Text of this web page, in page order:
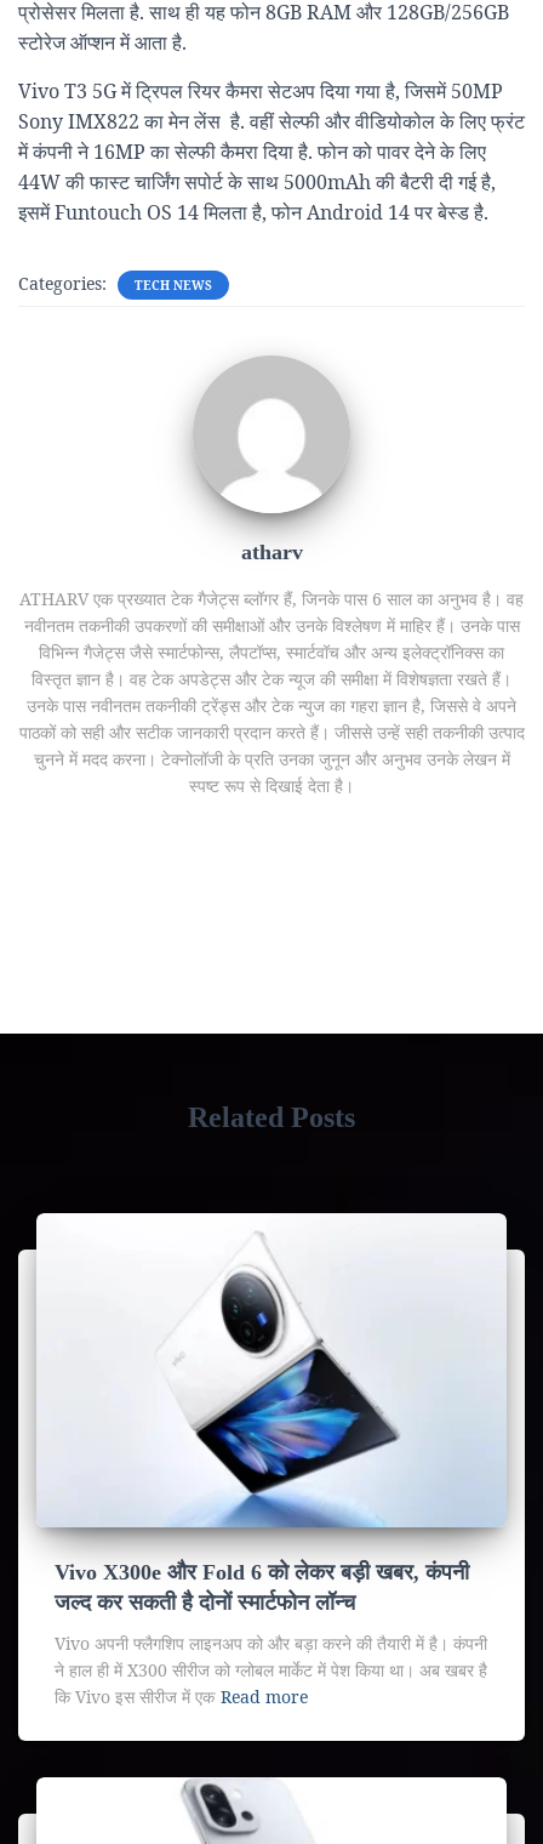
प्रोसेसर मिलता है. साथ ही यह फोन 8GB RAM और 128GB/256GB
स्टोरेज ऑप्शन में आता है.
Vivo T3 5G में ट्रिपल रियर कैमरा सेटअप दिया गया है, जिसमें 50MP
Sony IMX822 का मेन लेंस है. वहीं सेल्फी और वीडियोकोल के लिए फ्रंट
में कंपनी ने 16MP का सेल्फी कैमरा दिया है. फोन को पावर देने के लिए
44W की फास्ट चार्जिंग सपोर्ट के साथ 5000mAh की बैटरी दी गई है,
इसमें Funtouch OS 14 मिलता है, फोन Android 14 पर बेस्ड है.
Categories: TECH NEWS
atharv
ATHARV एक प्रख्यात टेक गैजेट्स ब्लॉगर हैं, जिनके पास 6 साल का अनुभव है। वह
नवीनतम तकनीकी उपकरणों की समीक्षाओं और उनके विश्लेषण में माहिर हैं। उनके पास
विभिन्न गैजेट्स जैसे स्मार्टफोन्स, लैपटॉप्स, स्मार्टवॉच और अन्य इलेक्ट्रॉनिक्स का
विस्तृत ज्ञान है। वह टेक अपडेट्स और टेक न्यूज की समीक्षा में विशेषज्ञता रखते हैं।
उनके पास नवीनतम तकनीकी ट्रेंड्स और टेक न्युज का गहरा ज्ञान है, जिससे वे अपने
पाठकों को सही और सटीक जानकारी प्रदान करते हैं। जीससे उन्हें सही तकनीकी उत्पाद
चुनने में मदद करना। टेक्नोलॉजी के प्रति उनका जुनून और अनुभव उनके लेखन में
स्पष्ट रूप से दिखाई देता है।
Related Posts
Vivo X300e और Fold 6 को लेकर बड़ी खबर, कंपनी
जल्द कर सकती है दोनों स्मार्टफोन लॉन्च
Vivo अपनी फ्लैगशिप लाइनअप को और बड़ा करने की तैयारी में है। कंपनी
ने हाल ही में X300 सीरीज को ग्लोबल मार्केट में पेश किया था। अब खबर है
कि Vivo इस सीरीज में एक Read more